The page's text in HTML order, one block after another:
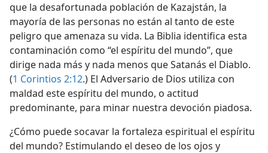
que la desafortunada población de Kazajstán, la
mayoría de las personas no están al tanto de este
peligro que amenaza su vida. La Biblia identifica esta
contaminación como “el espíritu del mundo”, que
dirige nada más y nada menos que Satanás el Diablo.
(1 Corintios 2:12.) El Adversario de Dios utiliza con
maldad este espíritu del mundo, o actitud
predominante, para minar nuestra devoción piadosa.
¿Cómo puede socavar la fortaleza espiritual el espíritu
del mundo? Estimulando el deseo de los ojos y